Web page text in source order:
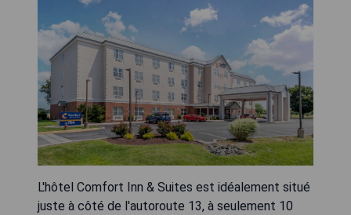
L'hôtel Comfort Inn & Suites est idéalement situé
juste à côté de l'autoroute 13, à seulement 10